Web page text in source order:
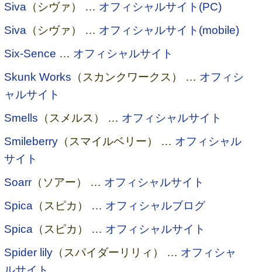
Siva （シヴァ） … オフィシャルサイト(PC)
Siva （シヴァ） … オフィシャルサイト(mobile)
Six-Sence … オフィシャルサイト
Skunk Works （スカンクワークス） … オフィシ
ャルサイト
Smells （スメルス） … オフィシャルサイト
Smileberry （スマイルベリー） … オフィシャル
サイト
Soarr （ソアー） … オフィシャルサイト
Spica （スピカ） … オフィシャルブログ
Spica （スピカ） … オフィシャルサイト
Spider lily （スパイダーリリィ） … オフィシャ